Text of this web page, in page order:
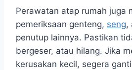
Perawatan atap rumah juga
pemeriksaan genteng, seng,
penutup lainnya. Pastikan
bergeser, atau hilang. Jika
kerusakan kecil, segera